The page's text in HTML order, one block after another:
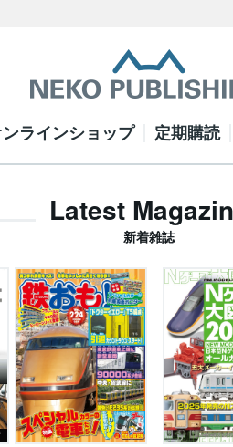
ンラインショップ 定期購読
Latest
新着雑誌